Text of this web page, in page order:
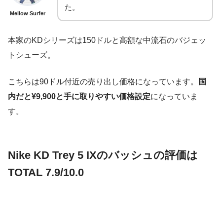
Mellow Surfer
た。
本家のKDシリーズは150ドルと高額な中流石のバジェッ
トシューズ。
こちらは90ドル付近の売り出し価格になっています。
国
内だと¥9,900と手に取りやすい価格設定になっていま
す。
Nike KD Trey 5 IXのバッシュの評価は
TOTAL 7.9/10.0